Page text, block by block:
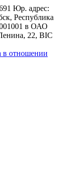
Юр. адрес:
Республика
в ОАО
22, BIC
в отношении